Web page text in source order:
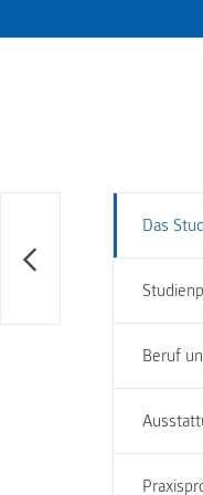
Das
Beruf